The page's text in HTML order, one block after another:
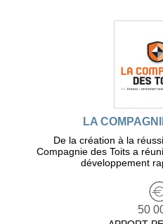
LA
De la création à la
Compagnie des Toits a
développement
50